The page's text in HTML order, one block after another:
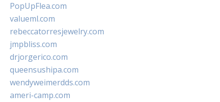
PopUpFlea.com
valueml.com
rebeccatorresjewelry.com
jmpbliss.com
drjorgerico.com
queensushipa.com
wendyweimerdds.com
ameri-camp.com